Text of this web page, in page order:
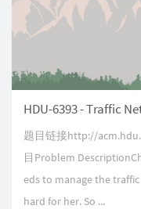
HDU-6393 - Traffic
题目链接http://
目Problem
eds to manage the
hard for her. So ...